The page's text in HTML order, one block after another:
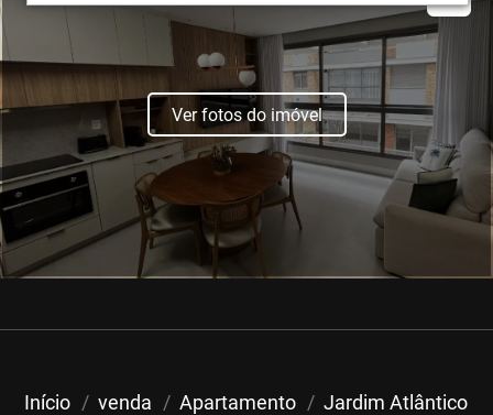
Ver fotos do imóvel
Início venda Apartamento Jardim Atlântico